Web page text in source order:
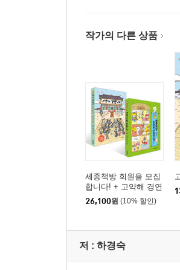
자유롭게 자신의 글을 쓸 수
작가의 다른 상품
세종책방 회원을 모집
합니다! + 고약해 경연
학교 세트
26,100원 (10% 할인)
저 : 하경숙